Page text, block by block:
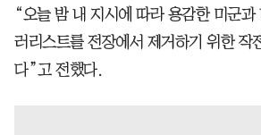
“오늘 밤 내 지시에 따라 용감한 미군과
러리스트를 전장에서 제거하기 위한 작
다”고 전했다.